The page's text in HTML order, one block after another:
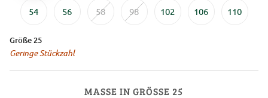
54 56 58 98 102 106 110
Größe 25
Geringe Stückzahl
MASSE IN GRÖSSE 25